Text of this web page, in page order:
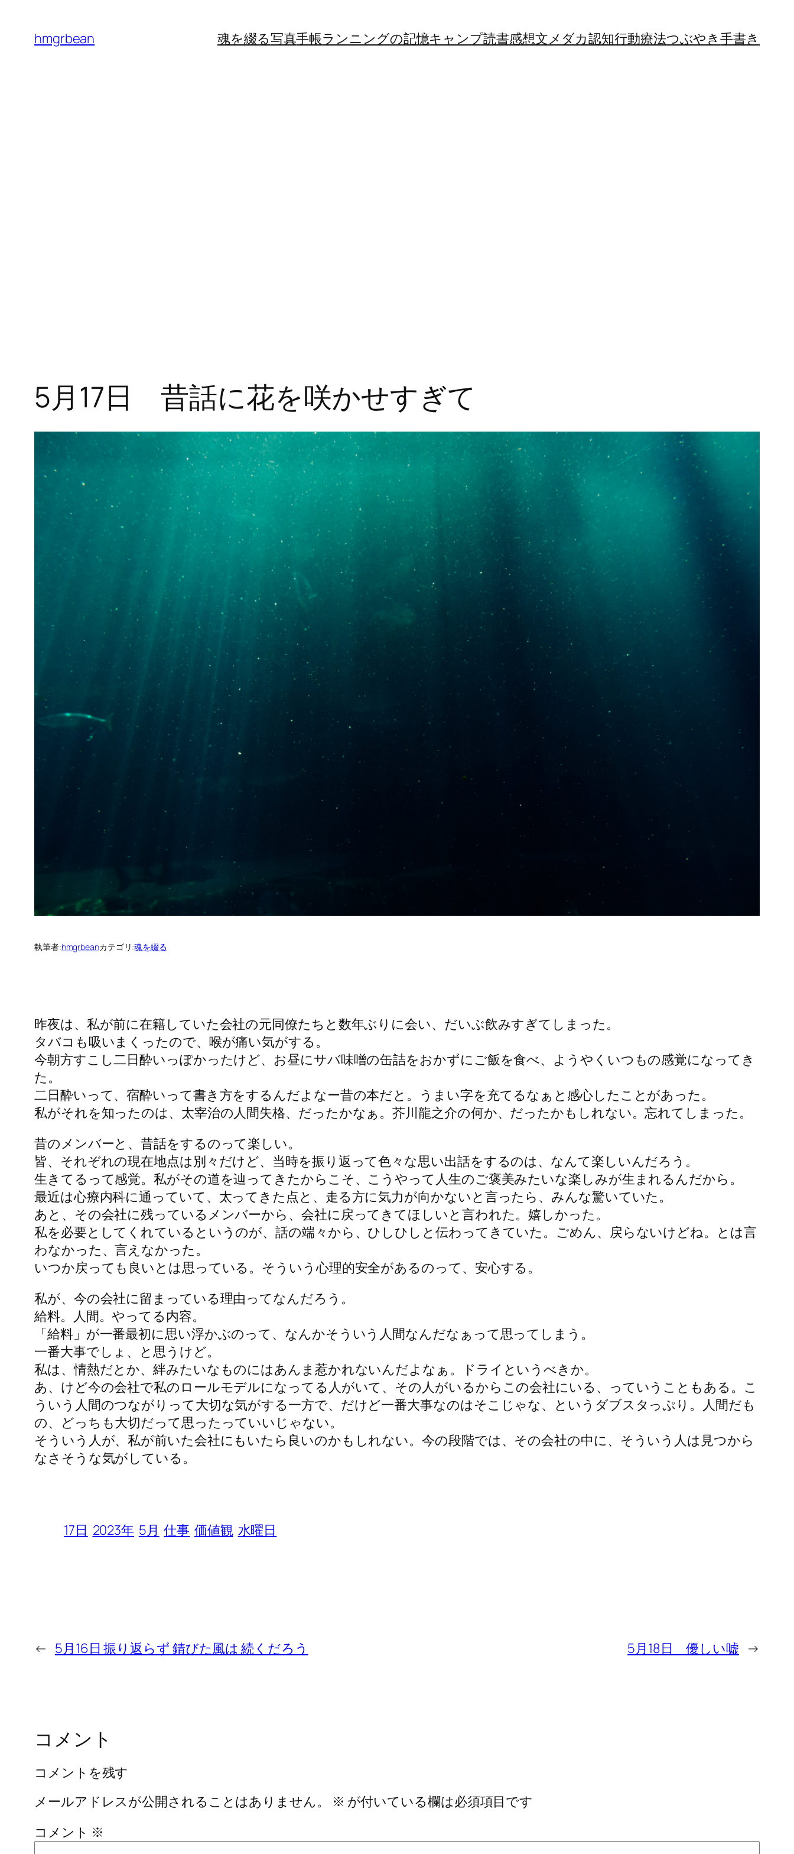
hmgrbean 魂を綴る写真手帳ランニングの記憶キャンプ読書感想文メダカ認知行動療法つぶやき手書き
5月17日 昔話に花を咲かせすぎて
執筆者:hmgrbeanカテゴリ:魂を綴る
昨夜は、私が前に在籍していた会社の元同僚たちと数年ぶりに会い、だいぶ飲みすぎてしまった。
タバコも吸いまくったので、喉が痛い気がする。
今朝方すこし二日酔いっぽかったけど、お昼にサバ味噌の缶詰をおかずにご飯を食べ、ようやくいつもの感覚になってき
た。
二日酔いって、宿酔いって書き方をするんだよなー昔の本だと。うまい字を充てるなぁと感心したことがあった。
私がそれを知ったのは、太宰治の人間失格、だったかなぁ。芥川龍之介の何か、だったかもしれない。忘れてしまった。
昔のメンバーと、昔話をするのって楽しい。
皆、それぞれの現在地点は別々だけど、当時を振り返って色々な思い出話をするのは、なんて楽しいんだろう。
生きてるって感覚。私がその道を辿ってきたからこそ、こうやって人生のご褒美みたいな楽しみが生まれるんだから。
最近は心療内科に通っていて、太ってきた点と、走る方に気力が向かないと言ったら、みんな驚いていた。
あと、その会社に残っているメンバーから、会社に戻ってきてほしいと言われた。嬉しかった。
私を必要としてくれているというのが、話の端々から、ひしひしと伝わってきていた。ごめん、戻らないけどね。とは言
わなかった、言えなかった。
いつか戻っても良いとは思っている。そういう心理的安全があるのって、安心する。
私が、今の会社に留まっている理由ってなんだろう。
給料。人間。やってる内容。
「給料」が一番最初に思い浮かぶのって、なんかそういう人間なんだなぁって思ってしまう。
一番大事でしょ、と思うけど。
私は、情熱だとか、絆みたいなものにはあんま惹かれないんだよなぁ。ドライというべきか。
あ、けど今の会社で私のロールモデルになってる人がいて、その人がいるからこの会社にいる、っていうこともある。こ
ういう人間のつながりって大切な気がする一方で、だけど一番大事なのはそこじゃな、というダブスタっぷり。人間だも
の、どっちも大切だって思ったっていいじゃない。
そういう人が、私が前いた会社にもいたら良いのかもしれない。今の段階では、その会社の中に、そういう人は見つから
なさそうな気がしている。
17日 2023年 5月 仕事 価値観 水曜日
← 5月16日 振り返らず 錆びた風は 続くだろう 5月18日 優しい嘘 →
コメント
コメントを残す
メールアドレスが公開されることはありません。
※ が付いている欄は必須項目です
コメント ※